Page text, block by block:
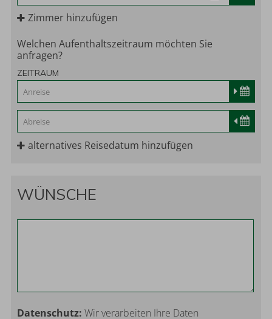
Zimmer hinzufügen
Welchen Aufenthaltszeitraum möchten Sie
anfragen?
ZEITRAUM
alternatives Reisedatum hinzufügen
WÜNSCHE
Datenschutz:Wir verarbeiten Ihre Daten